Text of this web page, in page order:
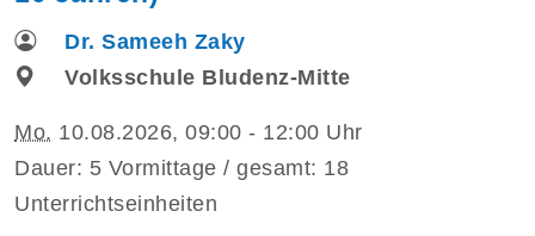
Dr. Sameeh Zaky
Volksschule Bludenz-Mitte
Mo. 10.08.2026, 09:00 - 12:00 Uhr
Dauer: 5 Vormittage / gesamt: 18
Unterrichtseinheiten